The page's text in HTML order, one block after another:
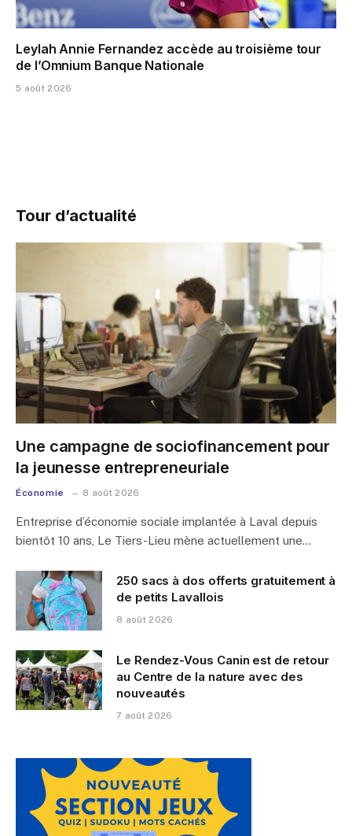
Leylah Annie Fernandez accède au troisième tour
de l’Omnium Banque Nationale
5 août 2026
Tour d’actualité
Une campagne de sociofinancement pour
la jeunesse entrepreneuriale
Économie 8 août 2026
Entreprise d’économie sociale implantée à Laval depuis
bientôt 10 ans, Le Tiers-Lieu mène actuellement une…
250 sacs à dos offerts gratuitement à
de petits Lavallois
8 août 2026
Le Rendez-Vous Canin est de retour
au Centre de la nature avec des
nouveautés
7 août 2026